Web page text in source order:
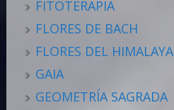
FITOTERAPIA
FLORES DE BACH
FLORES DEL HIMALAYA
GAIA
GEOMETRÍA SAGRADA